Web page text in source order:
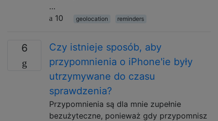
…
10
geolocation reminders
6
Czy istnieje sposób, aby
przypomnienia o iPhone'ie były
utrzymywane do czasu
sprawdzenia?
Przypomnienia są dla mnie zupełnie
bezużyteczne, ponieważ gdy przypomnisz